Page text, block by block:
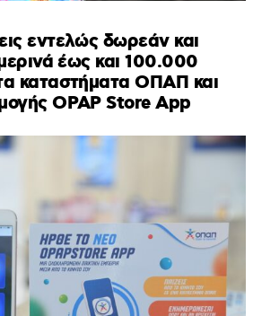
εντελώς δωρεάν και
έως και 100.000
καταστήματα ΟΠΑΠ και
OPAP Store App